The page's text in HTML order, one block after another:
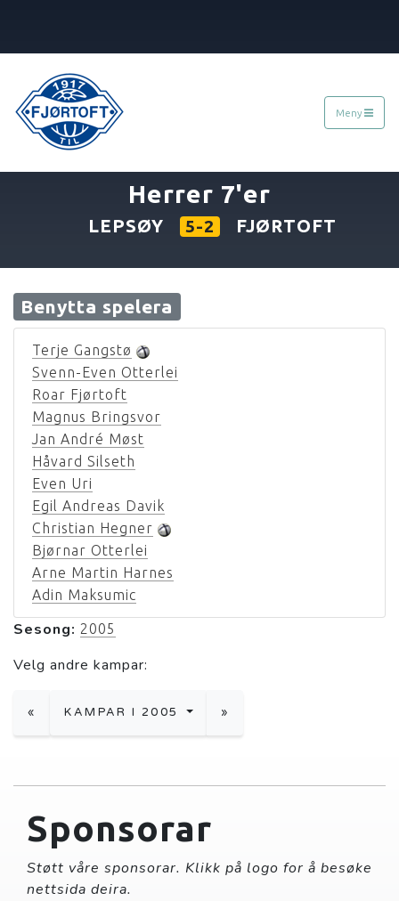
Meny
Herrer 7'er
LEPSØY 5-2 FJØRTOFT
Benytta spelera
Terje Gangstø
Svenn-Even Otterlei
Roar Fjørtoft
Magnus Bringsvor
Jan André Møst
Håvard Silseth
Even Uri
Egil Andreas Davik
Christian Hegner
Bjørnar Otterlei
Arne Martin Harnes
Adin Maksumic
Sesong: 2005
Velg andre kampar:
« KAMPAR I 2005 »
Sponsorar
Støtt våre sponsorar. Klikk på logo for å besøke
nettsida deira.